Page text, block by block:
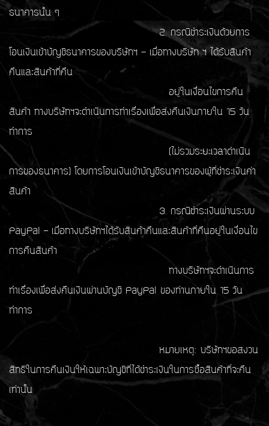
ธนาคารนั้น ๆ
2. กรณีชำระเงินด้วยการ
โอนเงินเข้าบัญชีธนาคารของบริษัทฯ - เมื่อทางบริษัท ฯ ได้รับสินค้า
คืนและสินค้าที่คืน
อยู่ในเงื่อนไขการคืน
สินค้า ทางบริษัทฯจะดำเนินการทำเรื่องเพื่อส่งคืนเงินภายใน 15 วัน
ทำการ
(ไม่รวมระยะเวลาดำเนิน
การของธนาคาร) โดยการโอนเงินเข้าบัญชีธนาคารของผู้ที่ชำระเงินค่า
สินค้า
3. กรณีชำระเงินผ่านระบบ
PayPal – เมื่อทางบริษัทฯได้รับสินค้าคืนและสินค้าที่คืนอยู่ในเงื่อนไข
การคืนสินค้า
ทางบริษัทฯจะดำเนินการ
ทำเรื่องเพื่อส่งคืนเงินผ่านบัญชี PayPal ของท่านภายใน 15 วัน
ทำการ
หมายเหตุ: บริษัทฯขอสงวน
สิทธิในการคืนเงินให้เฉพาะบัญชีที่ได้ชำระเงินในการซื้อสินค้าที่จะคืน
เท่านั้น